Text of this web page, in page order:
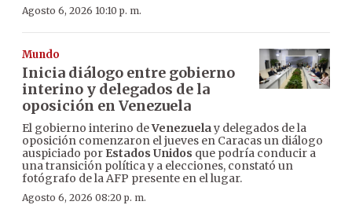
Agosto 6, 2026 10:10 p. m.
Mundo
Inicia diálogo entre gobierno
interino y delegados de la
oposición en Venezuela
El gobierno interino deVenezuelay delegados de la
oposición comenzaron el jueves en Caracas un diálogo
auspiciado por Estados Unidos que podría conducir a
una transición política y a elecciones, constató un
fotógrafo de la AFP presente en el lugar.
Agosto 6, 2026 08:20 p. m.